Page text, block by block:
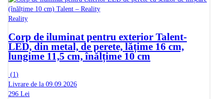
Reality
Corp de iluminat pentru exterior Talent-
LED, din metal, de perete, lățime 16 cm,
lungime 11,5 cm, înălțime 10 cm
(1)
Livrare de la 09.09.2026
296 Lei